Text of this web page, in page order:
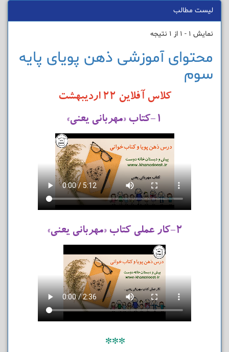
لیست مطالب
نمایش 1 - 1 از 1 نتیجه
محتوای آموزشی ذهن پویای پایه
سوم
کلاس آفلاین ۲۲ اردیبهشت
۱-کتاب «مهربانی یعنی»
۲-کار عملی کتاب «مهربانی یعنی»
***